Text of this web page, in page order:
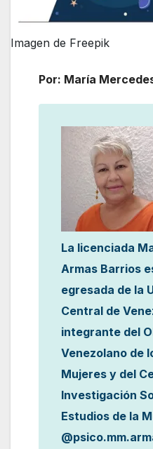
Imagen de Freepik
Por: María
La licenciada
Armas Barrios
egresada de la
Central de
integrante del
Venezolano de
Mujeres y del
Investigación
Estudios de la